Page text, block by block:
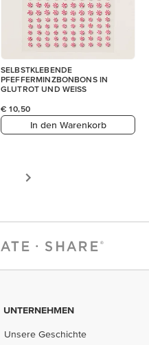
SELBSTKLEBENDE
PFEFFERMINZBONBONS IN
GLUTROT UND WEISS
€ 10,50
In den Warenkorb
UNTERNEHMEN
Unsere Geschichte